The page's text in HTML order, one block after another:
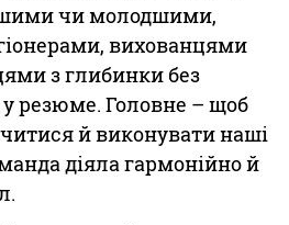
чи молодшими,
вихованцями
з глибинки без
резюме. Головне – щоб
й виконувати наші
діяла гармонійно й